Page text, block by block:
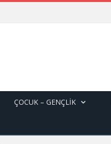
ÇOCUK – GENÇLIK